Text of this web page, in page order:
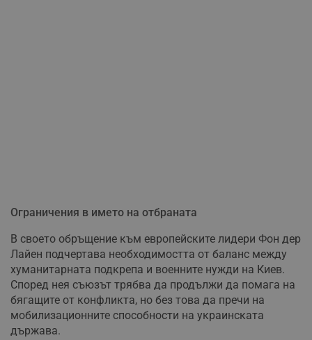
Ограничения в името на отбраната
В своето обръщение към европейските лидери Фон дер
Лайен подчертава необходимостта от баланс между
хуманитарната подкрепа и военните нужди на Киев.
Според нея съюзът трябва да продължи да помага на
бягащите от конфликта, но без това да пречи на
мобилизационните способности на украинската
държава.